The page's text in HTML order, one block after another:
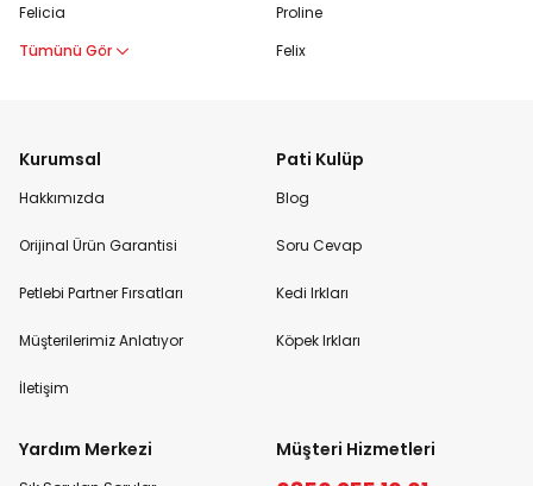
Felicia
Tümünü Gör
Proline
Felix
Kurumsal
Hakkımızda
Orijinal Ürün Garantisi
Petlebi Partner Fırsatları
Müşterilerimiz Anlatıyor
İletişim
Pati Kulüp
Blog
Soru Cevap
Kedi Irkları
Köpek Irkları
Yardım Merkezi Müşteri Hizmetleri